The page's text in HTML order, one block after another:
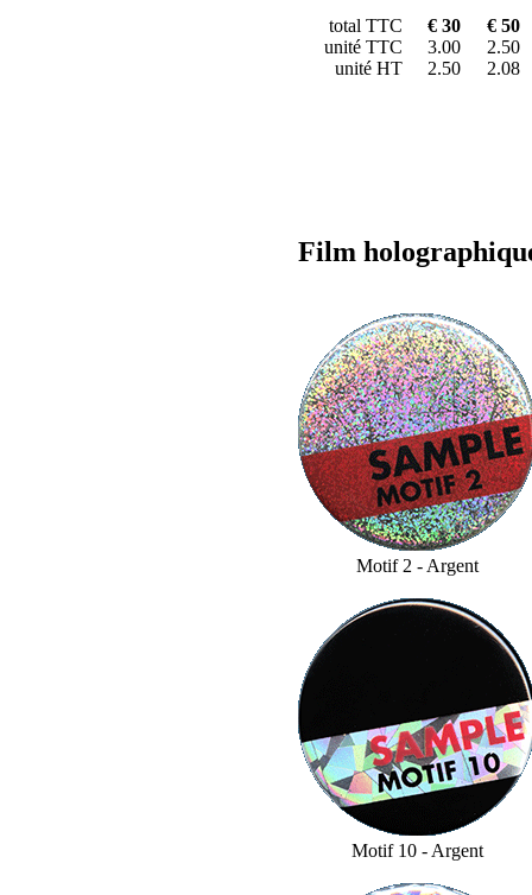
total TTC € 30
€ 50
unité TTC
3.00
2.50
unité HT
2.50 2.08
Film
Motif 2 - Argent
Motif 10 - Argent